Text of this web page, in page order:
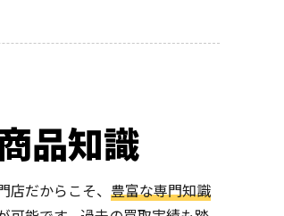
品知識
だからこそ、 豊富な専門知識